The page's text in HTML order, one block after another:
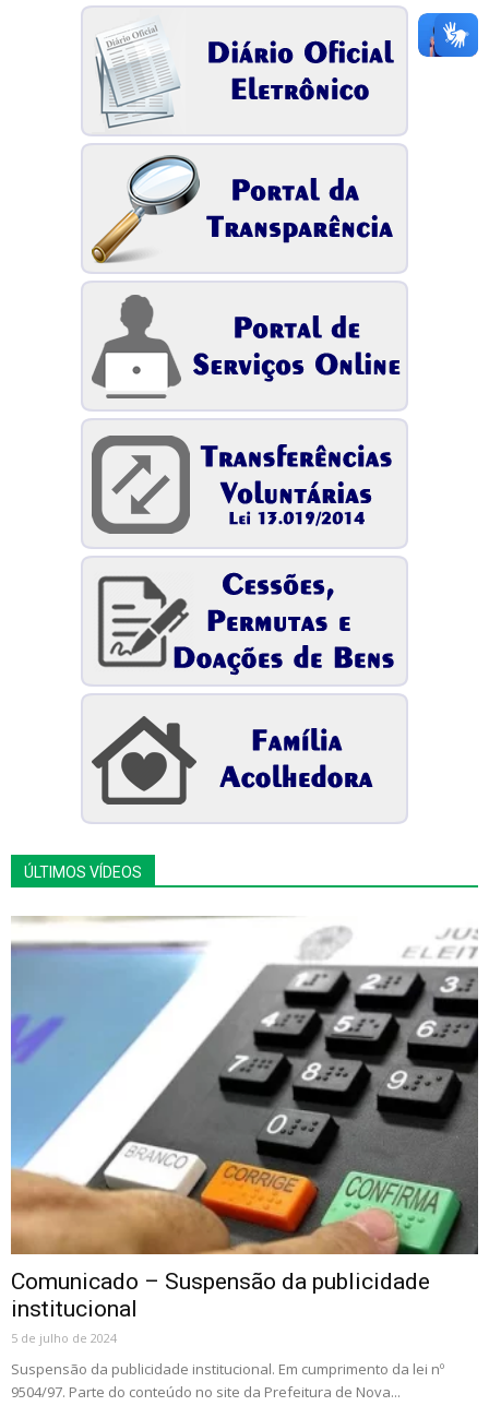
ÚLTIMOS VÍDEOS
Comunicado – Suspensão da publicidade
institucional
5 de julho de 2024
Suspensão da publicidade institucional. Em cumprimento da lei nº
9504/97. Parte do conteúdo no site da Prefeitura de Nova...